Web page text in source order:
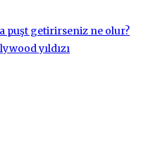
puşt getirirseniz ne olur?
yıldızı